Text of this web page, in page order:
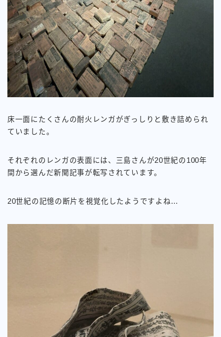
床一面にたくさんの耐火レンガがぎっしりと敷き詰められ
ていました。
それぞれのレンガの表面には、三島さんが20世紀の100年
間から選んだ新聞記事が転写されています。
20世紀の記憶の断片を視覚化したようですよね…